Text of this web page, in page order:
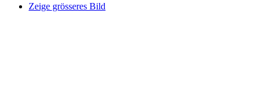
Zeige grösseres Bild